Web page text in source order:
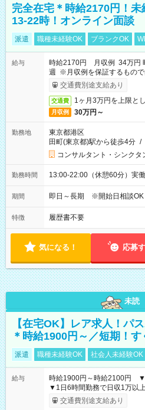
完全在宅＊時給2170円！
13-22時！オンライン面談
派遣 職種未経験OK ブランクOK
給与
時給2170円 月収例 34万円
週 ※月収例を保証するもの
ービス利用可（利用条件有）
交通費別途支給あり
交通費 1ヶ月3万円を上限と
月収例 30万円～
勤務地
東京都港区
田町(東京都)駅から徒歩4分 /
コンサルタント・シンクタ
勤務時間 13:00-22:00（休憩60分）実
期間 即日～長期 ※開始日相談OK
特徴 履歴書不要
気になる！ 応募
未読
【在宅OK】レア求人！パ
＊時給1900円～／短期！す
派遣 職種未経験OK 社会人未経験OK
給与
時給1900円～時給2100円
▼1日6時間勤務で日収1万以上
交通費別途支給あり